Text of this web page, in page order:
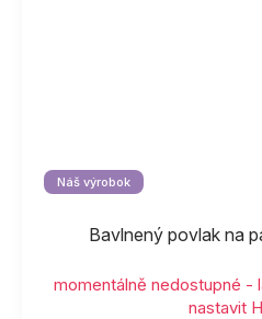
Náš výrobok
Bavlnený povlak na
momentálně nedostupné -
nastavit